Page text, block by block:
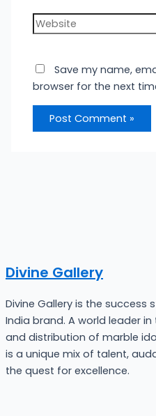
Website
Save my name,
browser for the next
Divine Gallery
Divine Gallery is the success
India brand. A world leader
and distribution of marble
is a unique mix of talent,
the quest for excellence.